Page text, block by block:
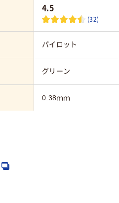
4.5
(32)
パイロット
グリーン
0.38ｍｍ